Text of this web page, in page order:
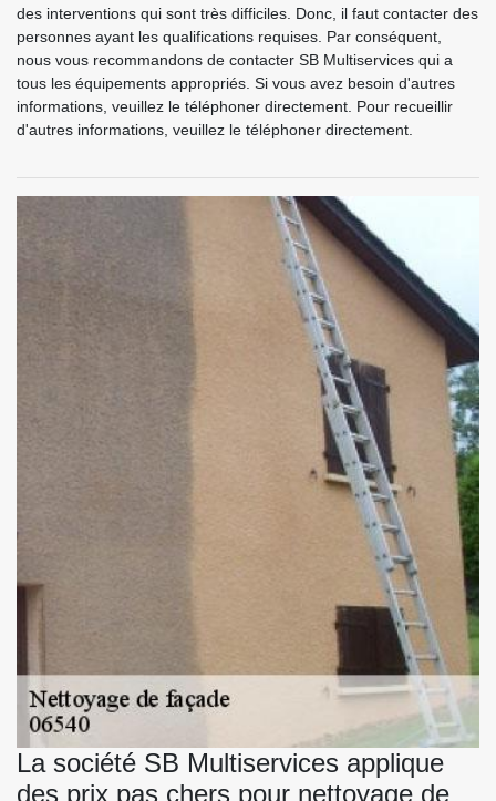
des interventions qui sont très difficiles. Donc, il faut contacter des
personnes ayant les qualifications requises. Par conséquent,
nous vous recommandons de contacter SB Multiservices qui a
tous les équipements appropriés. Si vous avez besoin d'autres
informations, veuillez le téléphoner directement. Pour recueillir
d'autres informations, veuillez le téléphoner directement.
La société SB Multiservices applique
des prix pas chers pour nettoyage de